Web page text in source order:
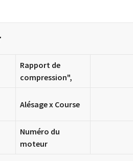
Rapport de
compression",
Alésage x Course
Numéro du
moteur